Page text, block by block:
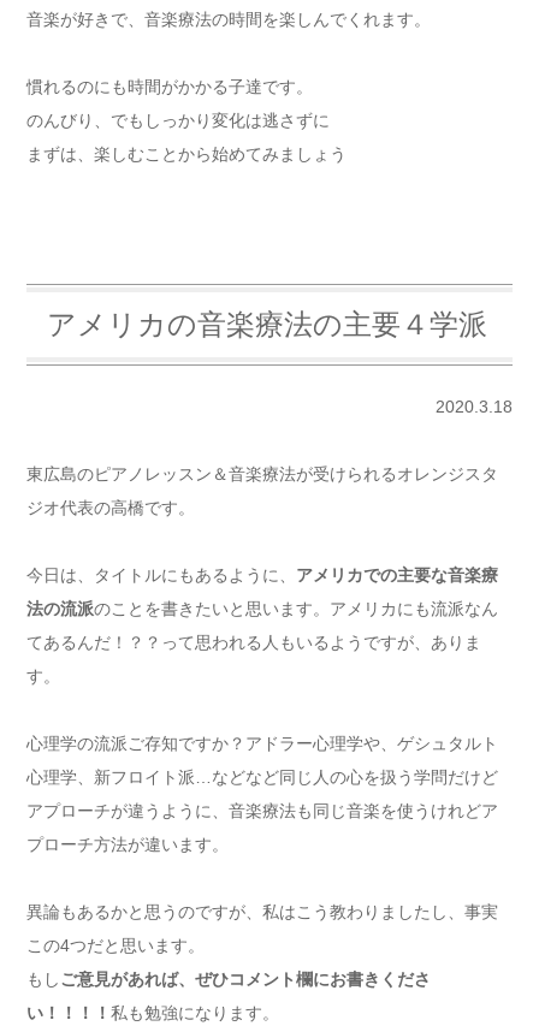
音楽が好きで、音楽療法の時間を楽しんでくれます。
慣れるのにも時間がかかる子達です。
のんびり、でもしっかり変化は逃さずに
まずは、楽しむことから始めてみましょう
アメリカの音楽療法の主要４学派
2020.3.18
東広島のピアノレッスン＆音楽療法が受けられるオレンジスタ
ジオ代表の高橋です。
今日は、タイトルにもあるように、 アメリカでの主要な音楽療
法の流派のことを書きたいと思います。アメリカにも流派なん
てあるんだ！？？って思われる人もいるようですが、ありま
す。
心理学の流派ご存知ですか？アドラー心理学や、ゲシュタルト
心理学、新フロイト派…などなど同じ人の心を扱う学問だけど
アプローチが違うように、音楽療法も同じ音楽を使うけれどア
プローチ方法が違います。
異論もあるかと思うのですが、私はこう教わりましたし、事実
この4つだと思います。
もしご意見があれば、ぜひコメント欄にお書きくださ
い！！！！ 私も勉強になります。